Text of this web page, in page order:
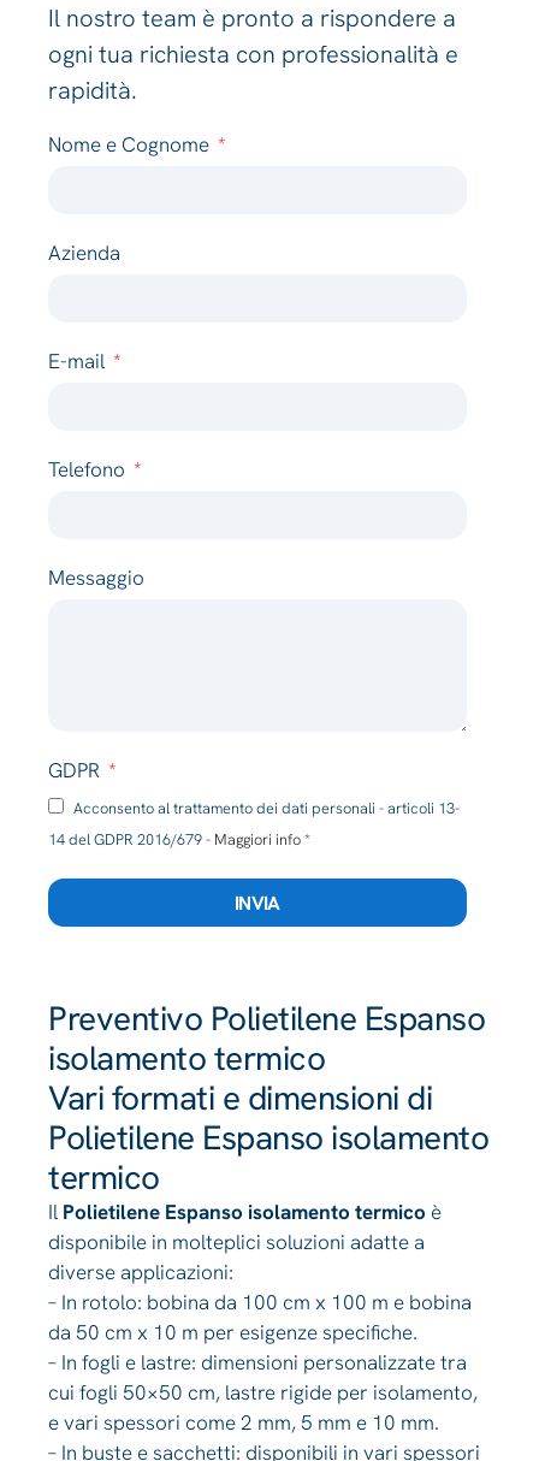
Il nostro team è pronto a rispondere a
ogni tua richiesta con professionalità e
rapidità.
Nome e Cognome
Azienda
E-mail
Telefono
Messaggio
GDPR
Acconsento al trattamento dei dati personali - articoli 13-
14 del GDPR 2016/679 - Maggiori info*
INVIA
Preventivo Polietilene Espanso
isolamento termico
Vari formati e dimensioni di
Polietilene Espanso isolamento
termico
Il Polietilene Espanso isolamento termico è
disponibile in molteplici soluzioni adatte a
diverse applicazioni:
– In rotolo: bobina da 100 cm x 100 m e bobina
da 50 cm x 10 m per esigenze specifiche.
– In fogli e lastre: dimensioni personalizzate tra
cui fogli 50×50 cm, lastre rigide per isolamento,
e vari spessori come 2 mm, 5 mm e 10 mm.
– In buste e sacchetti: disponibili in vari spessori